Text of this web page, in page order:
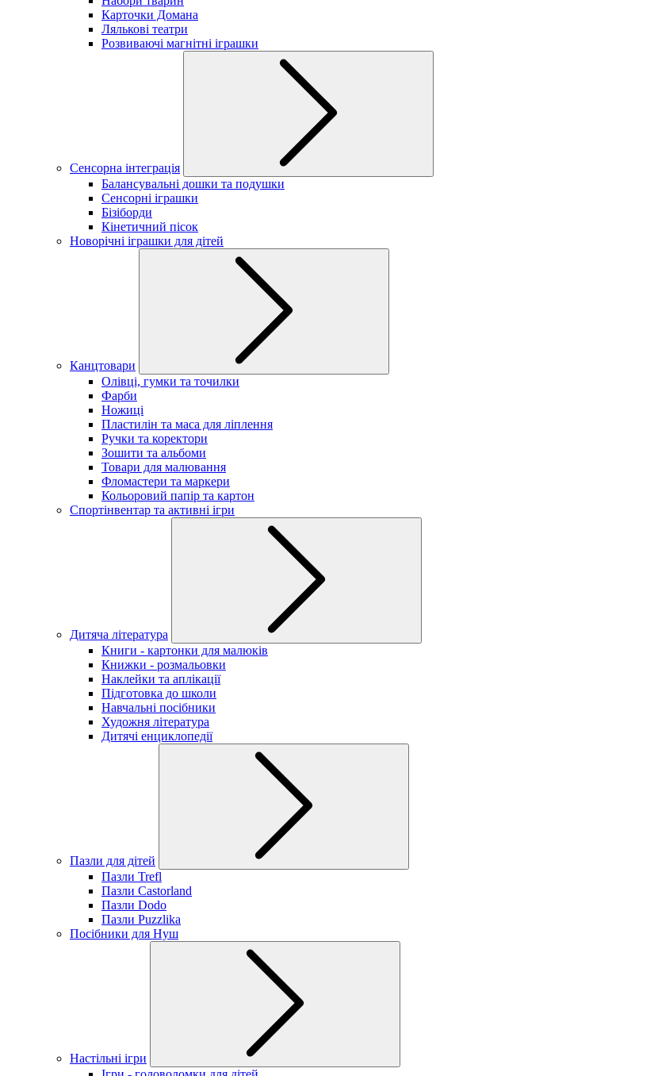
Карточки Домана
Лялькові театри
Розвиваючі магнітні іграшки
Сенсорна інтеграція
Балансувальні дошки та подушки
Сенсорні іграшки
Бізіборди
Кінетичний пісок
Новорічні іграшки для дітей
Канцтовари
Олівці, гумки та точилки
Фарби
Ножиці
Пластилін та маса для ліплення
Ручки та коректори
Зошити та альбоми
Товари для малювання
Фломастери та маркери
Кольоровий папір та картон
Спортінвентар та активні ігри
Дитяча література
Книги - картонки для малюків
Книжки - розмальовки
Наклейки та аплікації
Підготовка до школи
Навчальні посібники
Художня література
Дитячі енциклопедії
Пазли для дітей
Пазли Trefl
Пазли Castorland
Пазли Dodo
Пазли Puzzlika
Посібники для Нуш
Настільні ігри